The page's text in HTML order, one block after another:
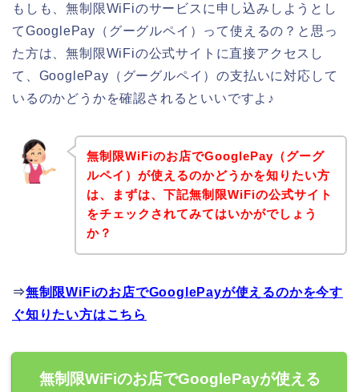
もしも、無制限WiFiのサービスに申し込みしようとし
てGooglePay（グーグルペイ）って使えるの？と思っ
た方は、無制限WiFiの公式サイトに直接アクセスし
て、GooglePay（グーグルペイ）の支払いに対応して
いるのかどうかを確認されるといいですよ♪
無制限WiFiのお店でGooglePay（グーグ
ルペイ）が使えるのかどうかを知りたい方
は、まずは、下記無制限WiFiの公式サイト
をチェックされてみてはいかがでしょう
か？
⇒無制限WiFiのお店でGooglePayが使えるのかを今す
ぐ知りたい方はこちら
無制限WiFiのお店でGooglePayが使える